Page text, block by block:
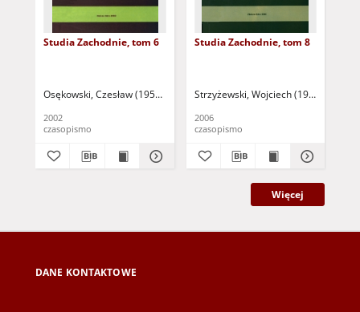
Studia Zachodnie, tom 6
Osękowski, Czesław (1952- ) - red. Mańczak, Witold Malinowski,
2002
czasopismo
Studia Zachodnie, tom 8
Strzyżewski, Wojciech (1960- ) - red.
2006
czasopismo
Więcej
DANE KONTAKTOWE